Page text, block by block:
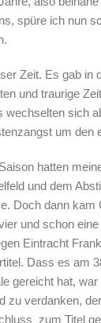
spüre ich nun
Zeit. Es gab in
und traurige
wechselten sich
um den
hatten
und dem
Doch dann kam
und schon
Eintracht
Dass es am
gereicht hat, war
zu verdanken,
zum Titel